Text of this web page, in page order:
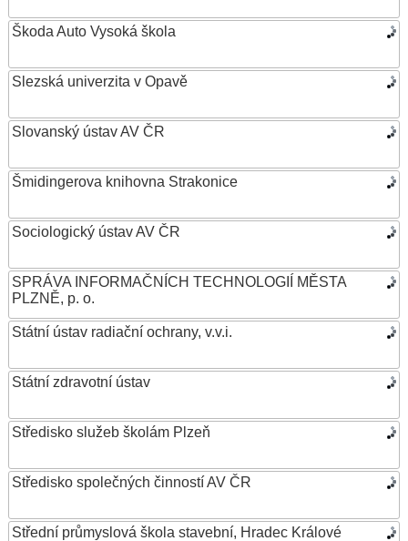
Škoda Auto Vysoká škola
Slezská univerzita v Opavě
Slovanský ústav AV ČR
Šmidingerova knihovna Strakonice
Sociologický ústav AV ČR
SPRÁVA INFORMAČNÍCH TECHNOLOGIÍ MĚSTA
PLZNĚ, p. o.
Státní ústav radiační ochrany, v.v.i.
Státní zdravotní ústav
Středisko služeb školám Plzeň
Středisko společných činností AV ČR
Střední průmyslová škola stavební, Hradec Králové